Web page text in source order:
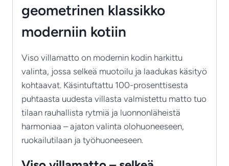
geometrinen klassikko
moderniin kotiin
Viso villamatto on modernin kodin harkittu
valinta, jossa selkeä muotoilu ja laadukas käsityö
kohtaavat. Käsintuftattu 100-prosenttisesta
puhtaasta uudesta villasta valmistettu matto tuo
tilaan rauhallista rytmiä ja luonnonläheistä
harmoniaa – ajaton valinta olohuoneeseen,
ruokailutilaan ja työhuoneeseen.